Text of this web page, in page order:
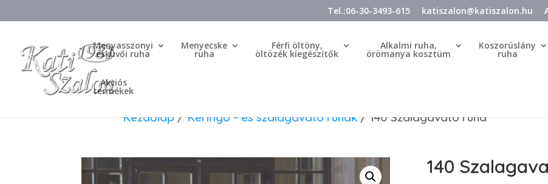
Tel.:06-30-3493-615 katiszalon@katiszalon.hu
Menyasszonyi
esküvői ruha
Menyecske
ruha
Férfi öltöny,
öltözék kiegészítők
Alkalmi ruha,
örömanya kosztüm
Koszorúslány
ruha
Akciós
termékek
Kezdőlap/Keringő - és szalagavató ruhák/ 140 Szalagavató ruha
140